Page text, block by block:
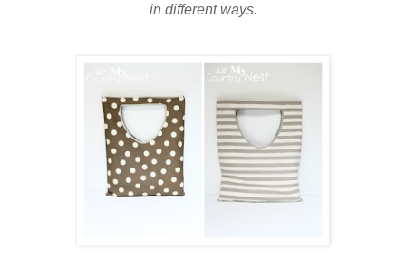
in different ways.